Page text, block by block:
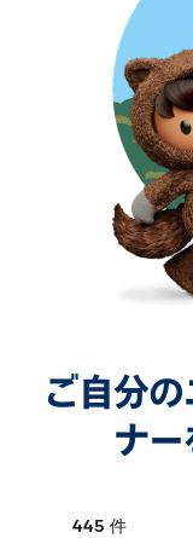
ご自分
ナ
445 件